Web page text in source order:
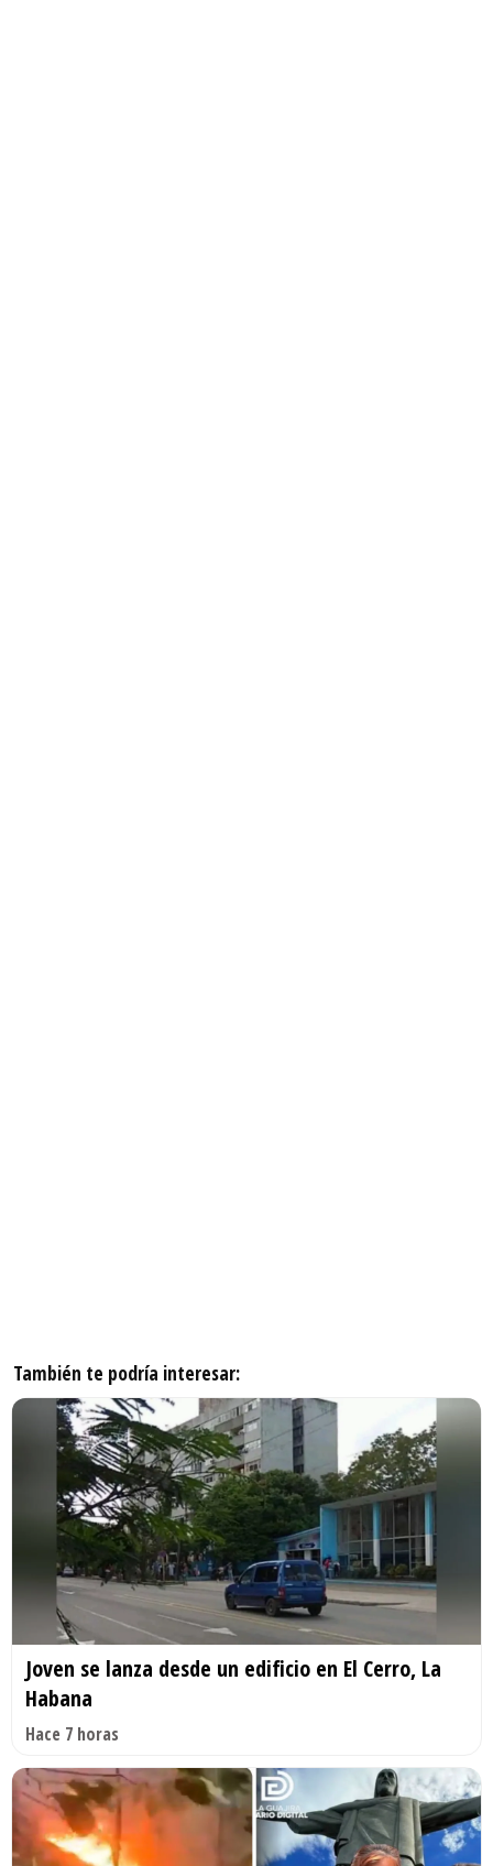
También te podría interesar:
Joven se lanza desde un edificio en El Cerro, La
Habana
Hace 7 horas